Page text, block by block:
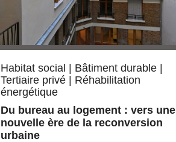
Habitat social Bâtiment durable
Tertiaire privé
Réhabilitation
énergétique
Du bureau au logement : vers une
nouvelle ère de la reconversion
urbaine